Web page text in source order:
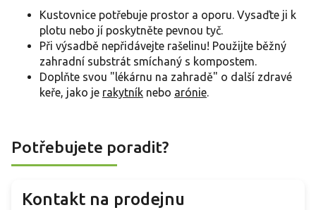
Kustovnice potřebuje prostor a oporu. Vysaďte ji k
plotu nebo jí poskytněte pevnou tyč.
Při výsadbě nepřidávejte rašelinu! Použijte běžný
zahradní substrát smíchaný s kompostem.
Doplňte svou "lékárnu na zahradě" o další zdravé
keře, jako je rakytník nebo arónie.
Potřebujete poradit?
Kontakt na prodejnu